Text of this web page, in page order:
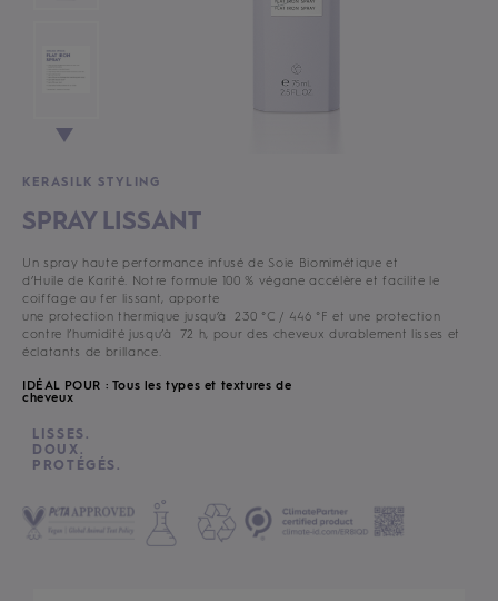
KERASILK STYLING
SPRAY LISSANT
Un spray haute performance infusé de Soie Biomimétique et
d’Huile de Karité. Notre formule 100 % végane accélère et facilite le
coiffage au fer lissant, apporte
une protection thermique jusqu’à 230 °C / 446 °F et une protection
contre l’humidité jusqu’à 72 h, pour des cheveux durablement lisses et
éclatants de brillance.
IDÉAL POUR : Tous les types et textures de
cheveux
LISSES.
DOUX.
PROTÉGÉS.